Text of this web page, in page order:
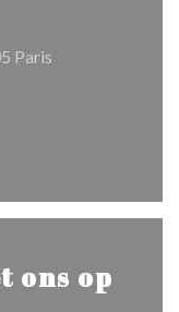
Paris
in een nieuw
((opent in een
ons op